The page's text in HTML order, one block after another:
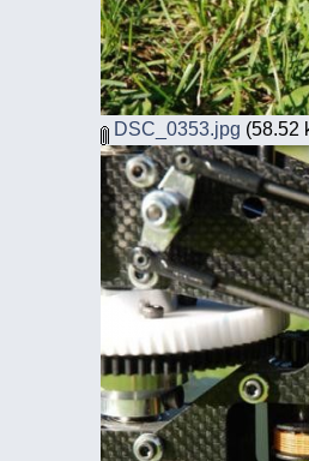
DSC_0353.jpg (58.52